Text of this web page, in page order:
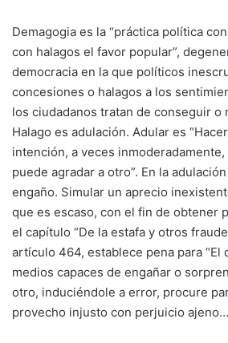
Demagogia es la “práctica política
con halagos el favor popular”,
democracia en la que políticos
concesiones o halagos a los
los ciudadanos tratan de conseguir o
Halago es adulación. Adular es
intención, a veces
puede agradar a otro”. En la
engaño. Simular un aprecio
que es escaso, con el fin de obtener
el capítulo “De la estafa y otros
artículo 464, establece pena para “El
medios capaces de engañar o
otro, induciéndole a error, procure
provecho injusto con perjuicio